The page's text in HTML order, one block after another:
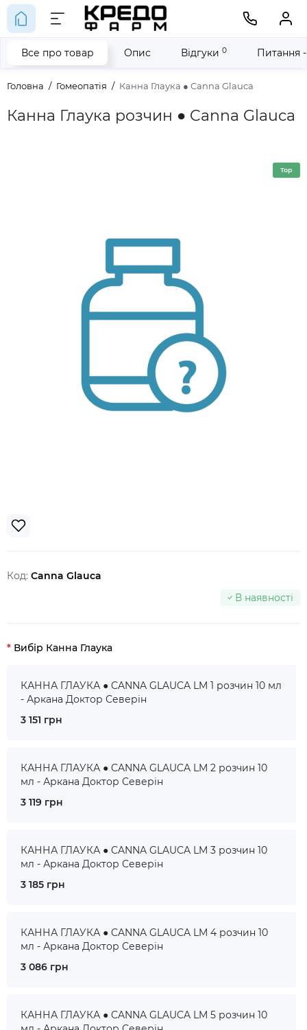
Головна Гомеопатія Канна Глаука ● Canna Glauca
Канна Глаука розчин ● Canna Glauca
Все про товар Опис Відгуки 0 Питання
Top
Код: Canna Glauca
В наявності
Вибір Канна Глаука
КАННА ГЛАУКА ● CANNA GLAUCA LM 1 розчин 10 мл
- Аркана Доктор Северін
3 151 грн
КАННА ГЛАУКА ● CANNA GLAUCA LM 2 розчин 10
мл - Аркана Доктор Северін
3 119 грн
КАННА ГЛАУКА ● CANNA GLAUCA LM 3 розчин 10
мл - Аркана Доктор Северін
3 185 грн
КАННА ГЛАУКА ● CANNA GLAUCA LM 4 розчин 10
мл - Аркана Доктор Северін
3 086 грн
КАННА ГЛАУКА ● CANNA GLAUCA LM 5 розчин 10